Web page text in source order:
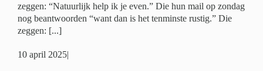
zeggen: “Natuurlijk help ik je even.” Die hun mail op zondag
nog beantwoorden “want dan is het tenminste rustig.” Die
zeggen: [...]
10 april 2025|